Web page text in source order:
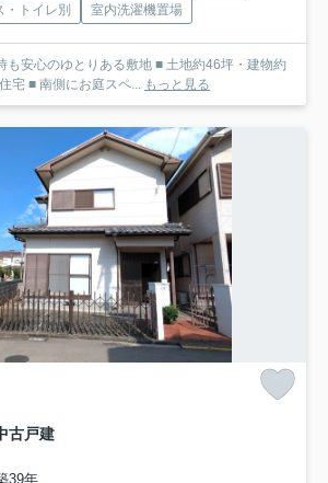
・トイレ別 室内洗濯機置場
も安心のゆとりある敷地 ■ 土地約46坪・建物約
宅 ■ 南側にお庭スペ... もっと見る
古戸建
39年